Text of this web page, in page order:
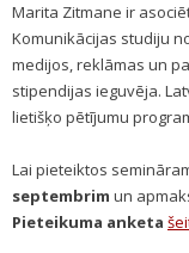
Marita Zitmane ir
Komunikācijas studiju
medijos, reklāmas un
stipendijas ieguvēja.
lietišķo pētījumu
Lai pieteiktos
septembrim un
Pieteikuma anketa